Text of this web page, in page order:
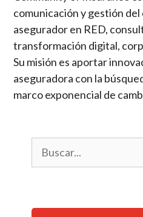
comunicación y gestión
asegurador en RED,
transformación digital,
Su misión es aportar
aseguradora con la
marco exponencial de